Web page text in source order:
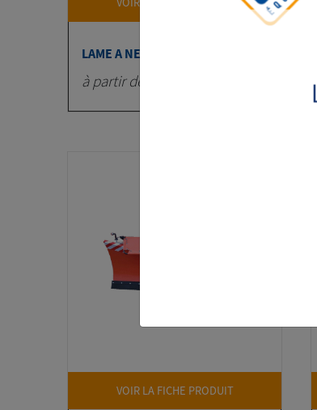
LAME A NEIGE OR-L
à partir de 2430 € HT
VOIR LA FICHE PRODUIT